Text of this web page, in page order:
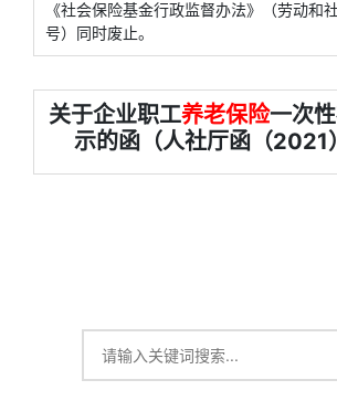
《社会保险基金行政监督办法》（劳动和
号）同时废止。
关于企业职工养老保险一次
示的函（人社厅函（2021